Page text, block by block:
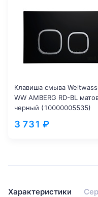
Клавиша смыва
WW AMBERG RD-BL
черный (10000005535)
3 731 ₽
Характеристики